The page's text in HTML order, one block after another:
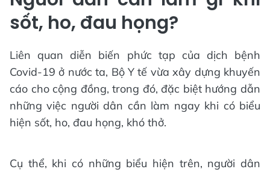
sốt, ho, đau họng?
Liên quan diễn biến phức tạp của dịch bệnh
Covid-19 ở nước ta, Bộ Y tế vừa xây dựng khuyến
cáo cho cộng đồng, trong đó, đặc biệt hướng dẫn
những việc người dân cần làm ngay khi có biểu
hiện sốt, ho, đau họng, khó thở.
Cụ thể, khi có những biểu hiện trên, người dân